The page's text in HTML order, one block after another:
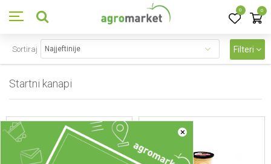
0 0
×
Startni kanapi
Sortiraj Filteri